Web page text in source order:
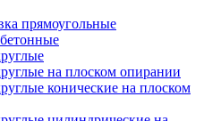
прямоугольные
на плоском опирании
конические на плоском